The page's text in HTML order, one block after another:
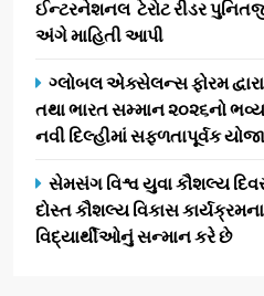
ઈન્ટરનેશનલ ટેરોટ રીડર
અંગે માહિતી આપી
ગ્લોબલ એક્સેલન્સ ફોરમ
તથા ભારત સમ્માન ૨૦૨૬નો
નવી દિલ્હીમાં સફળતાપૂર્વક
સેમસંગ વિશ્વ યુવા કૌશલ્ય
દોસ્ત કૌશલ્ય વિકાસ
વિદ્યાર્થીઓનું સન્માન કરે છે